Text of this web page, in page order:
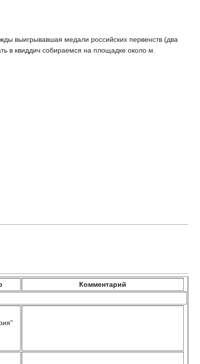
выигрывавшая медали российских первенств (два
в квиддич собираемся на площадке около м.
Комментарий